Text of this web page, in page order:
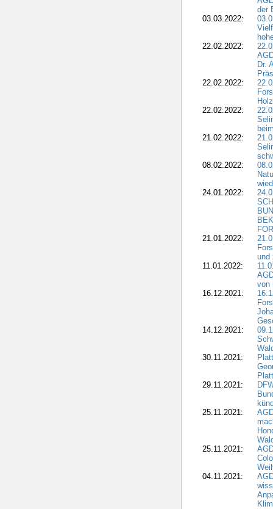
der
03.03.2022:
22.02.2022:
Dr.
22.02.2022:
22.02.2022:
21.02.2022:
08.02.2022:
24.01.2022:
21.01.2022:
und
11.01.2022:
von
16.12.2021:
14.12.2021:
30.11.2021:
29.11.2021:
25.11.2021:
25.11.2021:
04.11.2021: